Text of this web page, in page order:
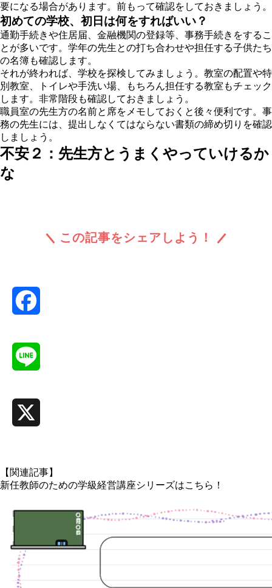
要になる場合があります。前もって確認をしておきましょう。
初めての学校、初日は何をすればいい？
通勤手続きや住居届、金融機関の登録等、事務手続きをするこ
とが多いです。学年の先生との打ち合わせや担任する子供たち
の名簿も確認します。
それが終われば、 学校を探検してみましょう 。教室の配置や特
別教室、トイレや手洗い場、もちろん担任する教室もチェック
します。非常階段も確認しておきましょう。
職員室の先生方の名前と席をメモしておくと後々便利です。事
務の先生には、提出しなくてはならない書類の締め切りを確認
しましょう。
不安２：先生方とうまくやっていけるか
な
この記事をシェアしよう！
【関連記事】
新任教師のための学級経営講座シリーズはこちら！